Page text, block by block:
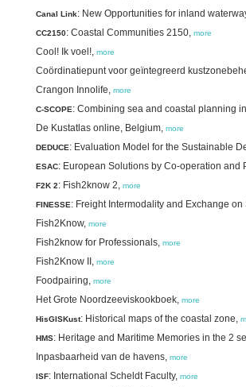
Canal Link: New Opportunities for inland
CC2150: Coastal Communities 2150, more
Cool! Ik voel!, more
Coördinatiepunt voor geïntegreerd
Crangon Innolife, more
C-SCOPE: Combining sea and coastal planning
De Kustatlas online, Belgium, more
DEDUCE: Evaluation Model for the Sustainable
ESAC: European Solutions by Co-operation
F2K 2: Fish2know 2, more
FINESSE: Freight Intermodality and Exchange
Fish2Know, more
Fish2know for Professionals, more
Fish2Know II, more
Foodpairing, more
Het Grote Noordzeeviskookboek, more
HisGISKust: Historical maps of the coastal zone,
HMS: Heritage and Maritime Memories in the 2
Inpasbaarheid van de havens, more
ISF: International Scheldt Faculty, more